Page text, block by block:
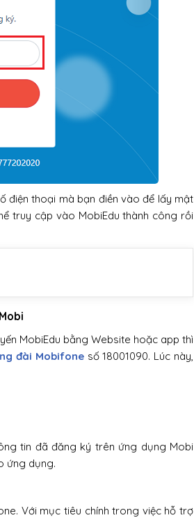
điện thoại mà bạn điền vào để lấy mật
truy cập vào MobiEdu thành công rồi
MobiEdu bằng Website hoặc app thì
đài Mobifonesố 18001090. Lúc này,
tin đã đăng ký trên ứng dụng Mobi
ứng dụng.
Với mục tiêu chính trong việc hỗ trợ